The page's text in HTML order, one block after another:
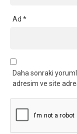
Ad *
Daha sonraki
adresim ve site